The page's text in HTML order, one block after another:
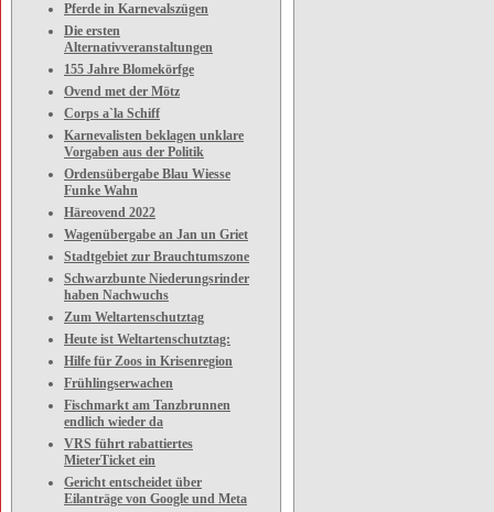
Pferde in Karnevalszügen
Die ersten
Alternativveranstaltungen
155 Jahre Blomekörfge
Ovend met der Mötz
Corps a`la Schiff
Karnevalisten beklagen unklare
Vorgaben aus der Politik
Ordensübergabe Blau Wiesse
Funke Wahn
Häreovend 2022
Wagenübergabe an Jan un Griet
Stadtgebiet zur Brauchtumszone
Schwarzbunte Niederungsrinder
haben Nachwuchs
Zum Weltartenschutztag
Heute ist Weltartenschutztag:
Hilfe für Zoos in Krisenregion
Frühlingserwachen
Fischmarkt am Tanzbrunnen
endlich wieder da
VRS führt rabattiertes
MieterTicket ein
Gericht entscheidet über
Eilanträge von Google und Meta